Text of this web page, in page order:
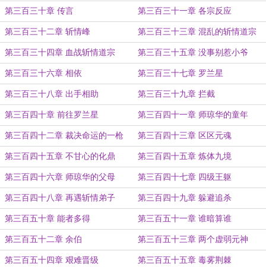
第三百三十章 传言 第三百三十一章 各宗反应
第三百三十二章 斩情峰 第三百三十三章 混乱的斩情道宗
第三百三十四章 血战斩情道宗 第三百三十五章 没事别惹小爷
第三百三十六章 相依 第三百三十七章 罗兰星
第三百三十八章 出手相助 第三百三十九章 拦截
第三百四十章 前往罗兰星 第三百四十一章 师琼华的童年
第三百四十二章 裁决命运的一枪 第三百四十三章 区区元魂
第三百四十五章 不甘心的化鼎 第三百四十五章 炼体九境
第三百四十六章 师琼华的父母 第三百四十七章 四级王躯
第三百四十八章 再遇斩情弟子 第三百四十九章 躲避追杀
第三百五十章 能者多得 第三百五十一章 谁暗算谁
第三百五十二章 余伯 第三百五十三章 两个虚弱元神
第三百五十四章 艰难晋级 第三百五十五章 毒雾荆棘